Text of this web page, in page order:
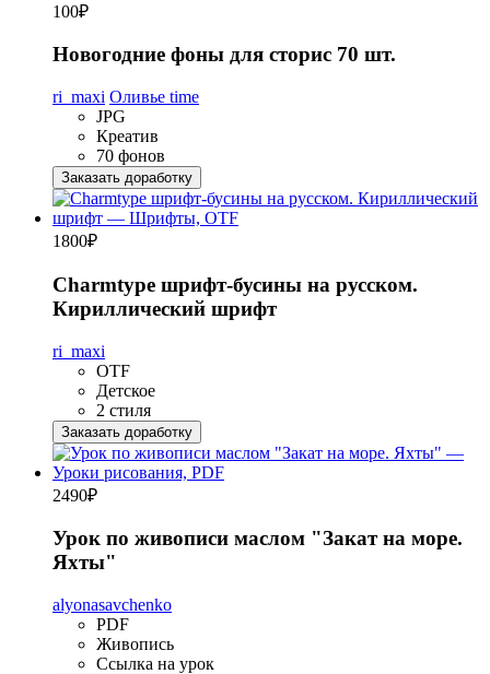
100₽
Новогодние фоны для сторис 70 шт.
ri_maxi Оливье time
JPG
Креатив
70 фонов
Заказать доработку
1800₽
Charmtype шрифт-бусины на русском.
Кириллический шрифт
ri_maxi
OTF
Детское
2 стиля
Заказать доработку
2490₽
Урок по живописи маслом "Закат на море.
Яхты"
alyonasavchenko
PDF
Живопись
Ссылка на урок